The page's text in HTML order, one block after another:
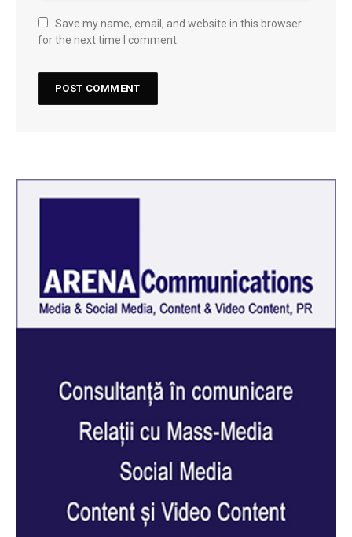
Save my name, email, and website in this browser
for the next time I comment.